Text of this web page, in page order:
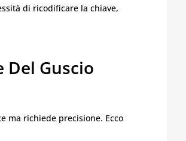
di ricodificare la chiave,
Del Guscio
ma richiede precisione. Ecco